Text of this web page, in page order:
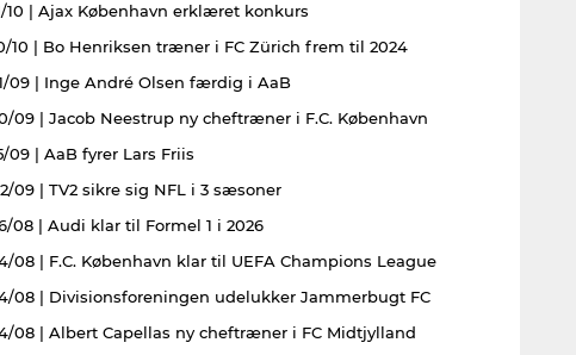
10 | Ajax København erklæret konkurs
10 | Bo Henriksen træner i FC Zürich frem til 2024
09 | Inge André Olsen færdig i AaB
09 | Jacob Neestrup ny cheftræner i F.C. København
09 | AaB fyrer Lars Friis
09 | TV2 sikre sig NFL i 3 sæsoner
08 | Audi klar til Formel 1 i 2026
08 | F.C. København klar til UEFA Champions League
08 | Divisionsforeningen udelukker Jammerbugt FC
08 | Albert Capellas ny cheftræner i FC Midtjylland